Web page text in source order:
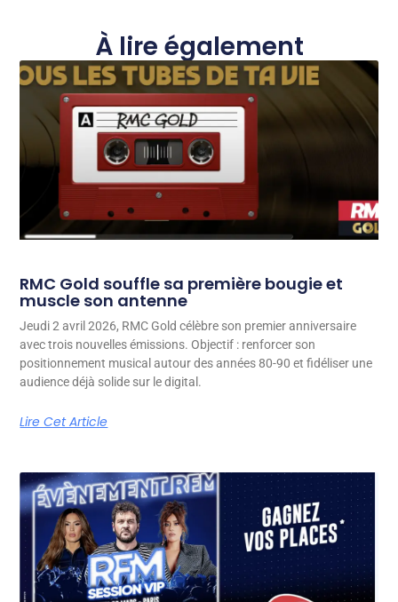
À lire également
RMC Gold souffle sa première bougie et
muscle son antenne
Jeudi 2 avril 2026, RMC Gold célèbre son premier anniversaire
avec trois nouvelles émissions. Objectif : renforcer son
positionnement musical autour des années 80-90 et fidéliser une
audience déjà solide sur le digital.
Lire Cet Article